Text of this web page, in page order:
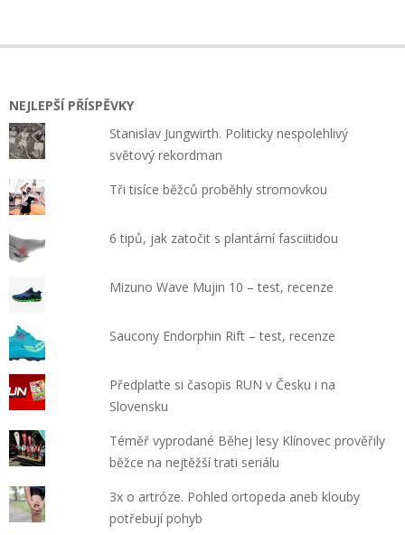
NEJLEPŠÍ PŘÍSPĚVKY
Stanislav Jungwirth. Politicky nespolehlivý
světový rekordman
Tři tisíce běžců proběhly stromovkou
6 tipů, jak zatočit s plantární fasciitidou
Mizuno Wave Mujin 10 – test, recenze
Saucony Endorphin Rift – test, recenze
Předplaťte si časopis RUN v Česku i na
Slovensku
Téměř vyprodané Běhej lesy Klínovec prověřily
běžce na nejtěžší trati seriálu
3x o artróze. Pohled ortopeda aneb klouby
potřebují pohyb